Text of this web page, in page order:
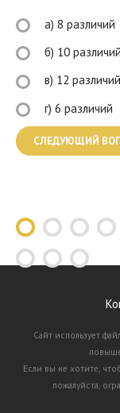
а) 8 различий
б) 10 различий
в) 12 различий
г) 6 различий
Сайт использует
Если вы не хотите,
пожалуйста,